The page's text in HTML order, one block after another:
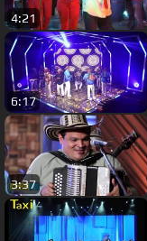
4:21
6:17
3:37